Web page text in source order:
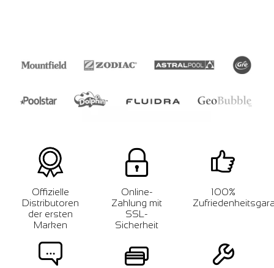
Offizielle
Distributoren
der ersten
Marken
Online-
Zahlung mit
SSL-
Sicherheit
100%